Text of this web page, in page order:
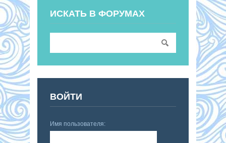
ИСКАТЬ В ФОРУМАХ
ВОЙТИ
Имя пользователя: